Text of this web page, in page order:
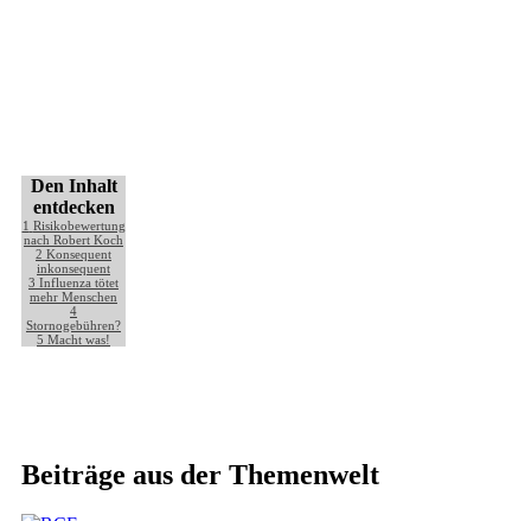
Den Inhalt
entdecken
1 Risikobewertung
nach Robert Koch
2 Konsequent
inkonsequent
3 Influenza tötet
mehr Menschen
4
Stornogebühren?
5 Macht was!
Beiträge aus der Themenwelt